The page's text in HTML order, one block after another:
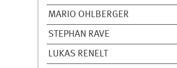
MARIO OHLBERGER
STEPHAN RAVE
LUKAS RENELT